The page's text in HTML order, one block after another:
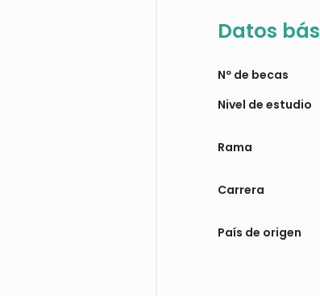
Datos
Nº de becas
Nivel de estudio
Rama
Carrera
País de origen